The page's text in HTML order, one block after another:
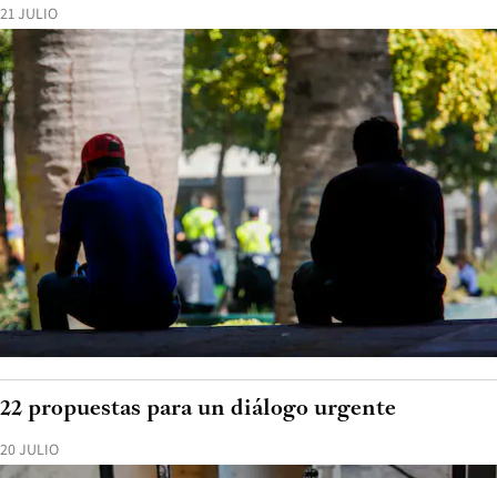
21 JULIO
20 JULIO
22 propuestas para un diálogo urgente